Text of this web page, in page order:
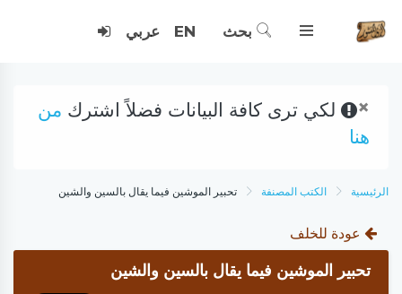
بحث EN عربي
× لكي ترى كافة البيانات فضلاً اشترك من
هنا
الرئيسية الكتب المصنفة تحبير الموشين فيما يقال بالسين والشين
عودة للخلف
تحبير الموشين فيما يقال بالسين والشين